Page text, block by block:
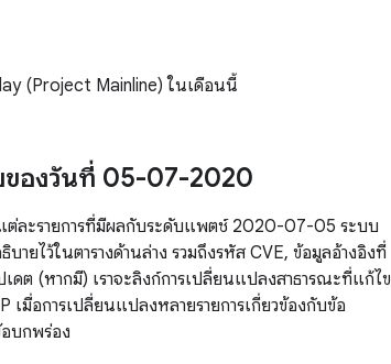
(Project Mainline) ในเดือนนี้
ของวันที่ 05-07-2020
แต่ละรายการที่มีผลกับระดับแพตช์ 2020-07-05 ระบบ
ยไว้ในตารางด้านล่าง รวมถึงรหัส CVE, ข้อมูลอ้างอิงที่
ดต (หากมี) เราจะลิงก์การเปลี่ยนแปลงสาธารณะที่แก้ไข
มื่อการเปลี่ยนแปลงหลายรายการเกี่ยวข้องกับข้อ
บกพร่อง